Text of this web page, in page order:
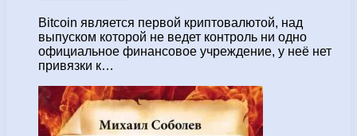
Bitcoin является первой криптовалютой, над
выпуском которой не ведет контроль ни одно
официальное финансовое учреждение, у неё нет
привязки к…